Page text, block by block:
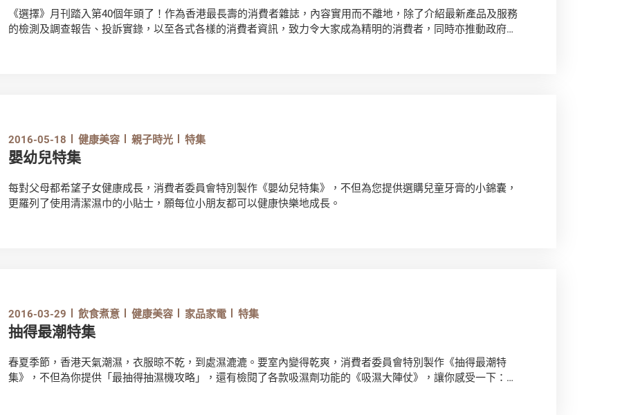
《選擇》月刊踏入第40個年頭了！作為香港最長壽的消費者雜誌，內容實用而不離地，除了介紹最新產品及服務
的檢測及調查報告、投訴實錄，以至各式各樣的消費者資訊，致力令大家成為精明的消費者，同時亦推動政府立
2016-05-18 健康美容 親子時光 特集
嬰幼兒特集
每對父母都希望子女健康成長，消費者委員會特別製作《嬰幼兒特集》，不但為您提供選購兒童牙膏的小錦囊，
更羅列了使用清潔濕巾的小貼士，願每位小朋友都可以健康快樂地成長。
2016-03-29 飲食煮意 健康美容 家品家電 特集
抽得最潮特集
春夏季節，香港天氣潮濕，衣服晾不乾，到處濕漉漉。要室內變得乾爽，消費者委員會特別製作《抽得最潮特
集》，不但為你提供「最抽得抽濕機攻略」，還有檢閱了各款吸濕劑功能的《吸濕大陣仗》，讓你感受一下：春